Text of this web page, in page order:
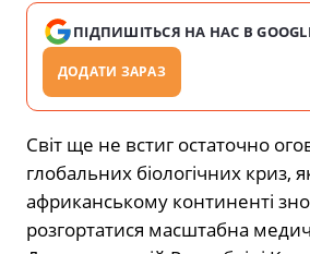
ПІДПИШІТЬСЯ НА НАС В
ДОДАТИ ЗАРАЗ
Світ ще не встиг остаточно
глобальних біологічних криз,
африканському континенті
розгортатися масштабна